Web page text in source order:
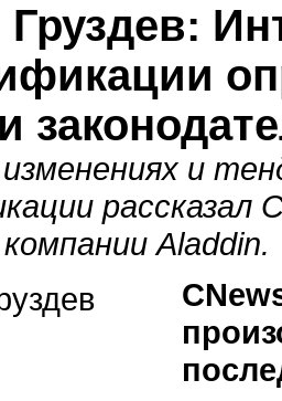
Груздев:
и
рассказал
Aladdin.